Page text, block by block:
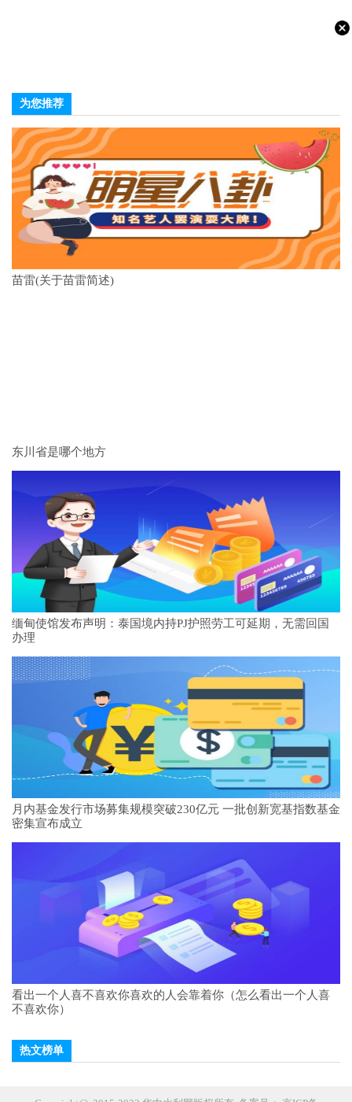
为您推荐
苗雷(关于苗雷简述)
东川省是哪个地方
缅甸使馆发布声明：泰国境内持PJ护照劳工可延期，无需回国
办理
月内基金发行市场募集规模突破230亿元 一批创新宽基指数基金
密集宣布成立
看出一个人喜不喜欢你喜欢的人会靠着你（怎么看出一个人喜
不喜欢你）
热文榜单